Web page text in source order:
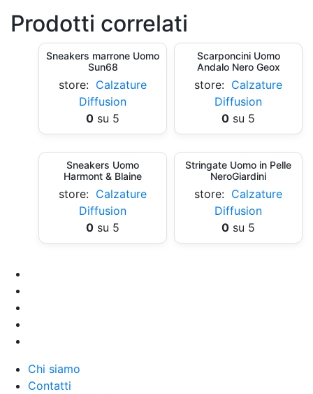
Prodotti correlati
Sneakers marrone Uomo
Sun68
store: Calzature
Diffusion
0 su 5
Scarponcini Uomo
Andalo Nero Geox
store: Calzature
Diffusion
0 su 5
Sneakers Uomo
Harmont & Blaine
store: Calzature
Diffusion
0 su 5
Stringate Uomo in Pelle
NeroGiardini
store: Calzature
Diffusion
0 su 5
Chi siamo
Contatti